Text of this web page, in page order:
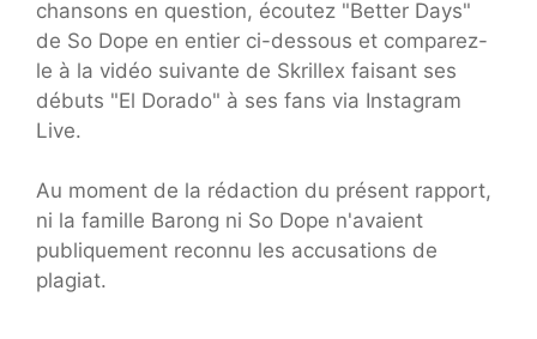
chansons en question, écoutez "Better Days"
de So Dope en entier ci-dessous et comparez-
le à la vidéo suivante de Skrillex faisant ses
débuts "El Dorado" à ses fans via Instagram
Live.
Au moment de la rédaction du présent rapport,
ni la famille Barong ni So Dope n'avaient
publiquement reconnu les accusations de
plagiat.